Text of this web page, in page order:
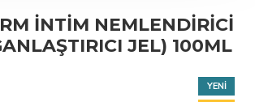
İNTİM NEMLENDİRİCİ
JEL) 100ML
YENI